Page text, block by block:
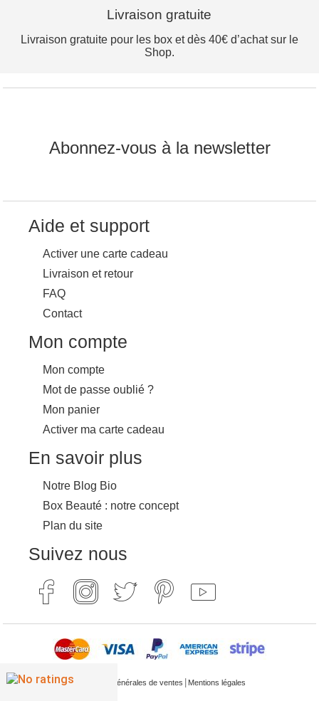
Livraison gratuite
Livraison gratuite pour les box et dès 40€ d’achat sur le
Shop.
Abonnez-vous à la newsletter
Aide et support
Activer une carte cadeau
Livraison et retour
FAQ
Contact
Mon compte
Mon compte
Mot de passe oublié ?
Mon panier
Activer ma carte cadeau
En savoir plus
Notre Blog Bio
Box Beauté : notre concept
Plan du site
Suivez nous
Conditions générales de ventes Mentions légales